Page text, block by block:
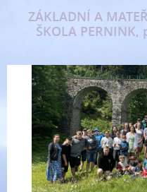
ZÁKLADNÍ A
ŠKOLA PERNINK,